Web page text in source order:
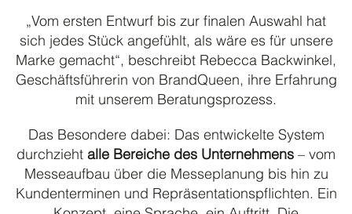
Corporate Fashion
Dallmayr Catering
Housekeeping
Küchenhemd
Polos
„Vom ersten Entwurf bis zur finalen Auswahl hat
sich jedes Stück angefühlt, als wäre es für unsere
Marke gemacht“, beschreibt Rebecca Backwinkel,
Geschäftsführerin von BrandQueen, ihre Erfahrung
mit unserem Beratungsprozess.
Das Besondere dabei: Das entwickelte System
durchzieht alle Bereiche des Unternehmens – vom
Messeaufbau über die Messeplanung bis hin zu
Kundenterminen und Repräsentationspflichten. Ein